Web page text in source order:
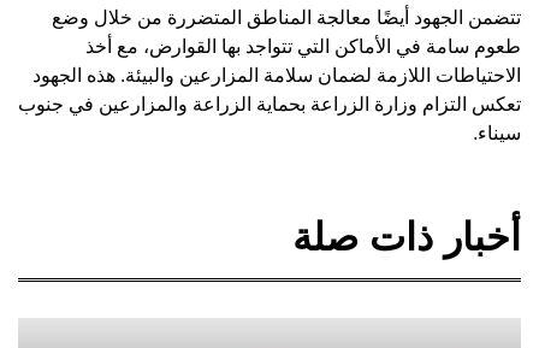
تتضمن الجهود أيضًا معالجة المناطق المتضررة من خلال وضع
طعوم سامة في الأماكن التي تتواجد بها القوارض، مع أخذ
الاحتياطات اللازمة لضمان سلامة المزارعين والبيئة. هذه الجهود
تعكس التزام وزارة الزراعة بحماية الزراعة والمزارعين في جنوب
سيناء.
أخبار ذات صلة